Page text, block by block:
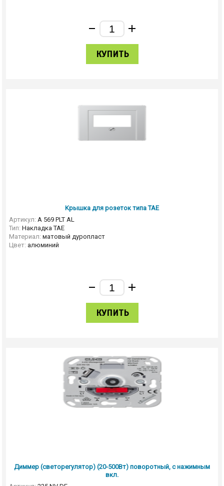
КУПИТЬ
Kрышка для розеток типа TAE
Артикул: A 569 PLT AL
Тип: Накладка TAE
Материал: матовый дуропласт
Цвет: алюминий
КУПИТЬ
Диммер (светорегулятор) (20-500Вт) поворотный, с нажимным
вкл.